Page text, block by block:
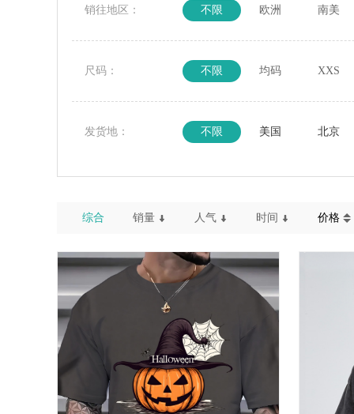
销往地区： 不限 欧洲 南美
尺码： 不限 均码 XXS
发货地： 不限 美国 北京
综合 销量 人气 时间 价格